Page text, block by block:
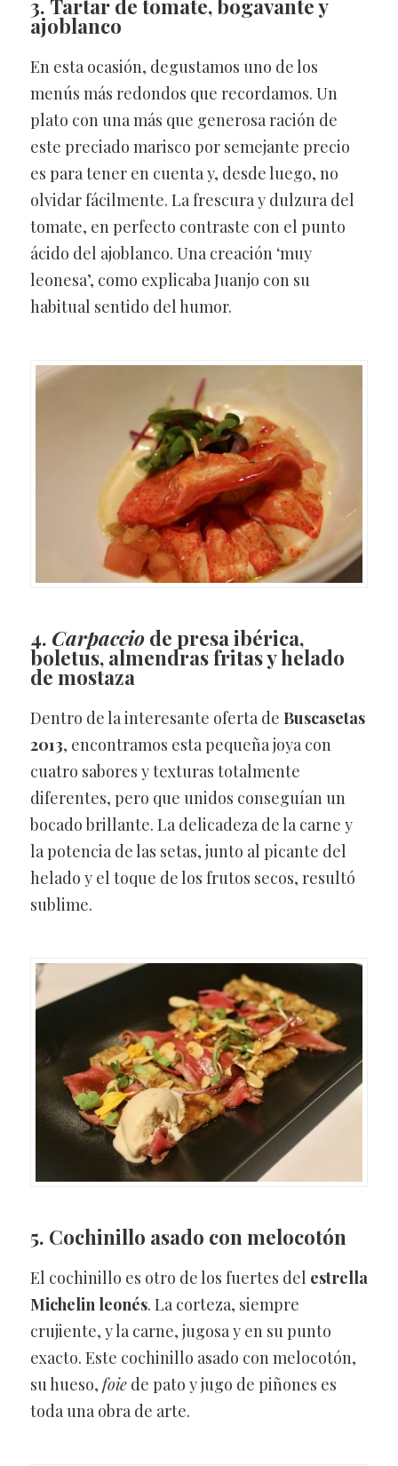
3. Tartar de tomate, bogavante y
ajoblanco
En esta ocasión, degustamos uno de los
menús más redondos que recordamos. Un
plato con una más que generosa ración de
este preciado marisco por semejante precio
es para tener en cuenta y, desde luego, no
olvidar fácilmente. La frescura y dulzura del
tomate, en perfecto contraste con el punto
ácido del ajoblanco. Una creación ‘muy
leonesa’, como explicaba Juanjo con su
habitual sentido del humor.
4. Carpacciode presa ibérica,
boletus, almendras fritas y helado
de mostaza
Dentro de la interesante oferta de Buscasetas
2013, encontramos esta pequeña joya con
cuatro sabores y texturas totalmente
diferentes, pero que unidos conseguían un
bocado brillante. La delicadeza de la carne y
la potencia de las setas, junto al picante del
helado y el toque de los frutos secos, resultó
sublime.
5. Cochinillo asado con melocotón
El cochinillo es otro de los fuertes del estrella
Michelin leonés. La corteza, siempre
crujiente, y la carne, jugosa y en su punto
exacto. Este cochinillo asado con melocotón,
su hueso, foiede pato y jugo de piñones es
toda una obra de arte.